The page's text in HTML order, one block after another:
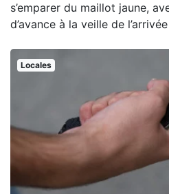
s’emparer du maillot jaune,
d’avance à la veille de
Locales